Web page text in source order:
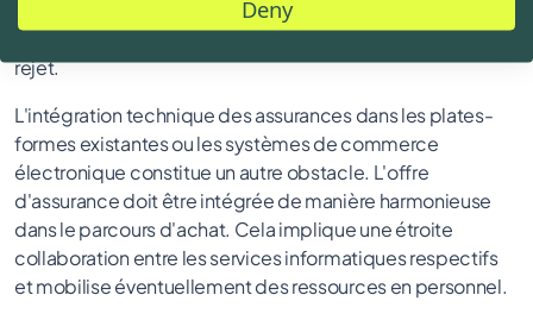
facile pour lui d'en percevoir les avantages individuels. Un
manque d'information peut entraîner la méfiance ou le
rejet.
L'intégration technique des assurances dans les plates-
formes existantes ou les systèmes de commerce
électronique constitue un autre obstacle. L'offre
d'assurance doit être intégrée de manière harmonieuse
dans le parcours d'achat. Cela implique une étroite
collaboration entre les services informatiques respectifs
et mobilise éventuellement des ressources en personnel.
Deny